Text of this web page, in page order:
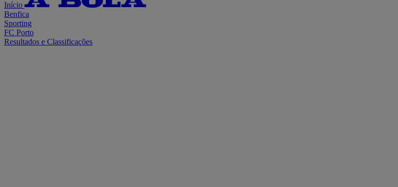
Início
Benfica
Sporting
FC Porto
Resultados e Classificações